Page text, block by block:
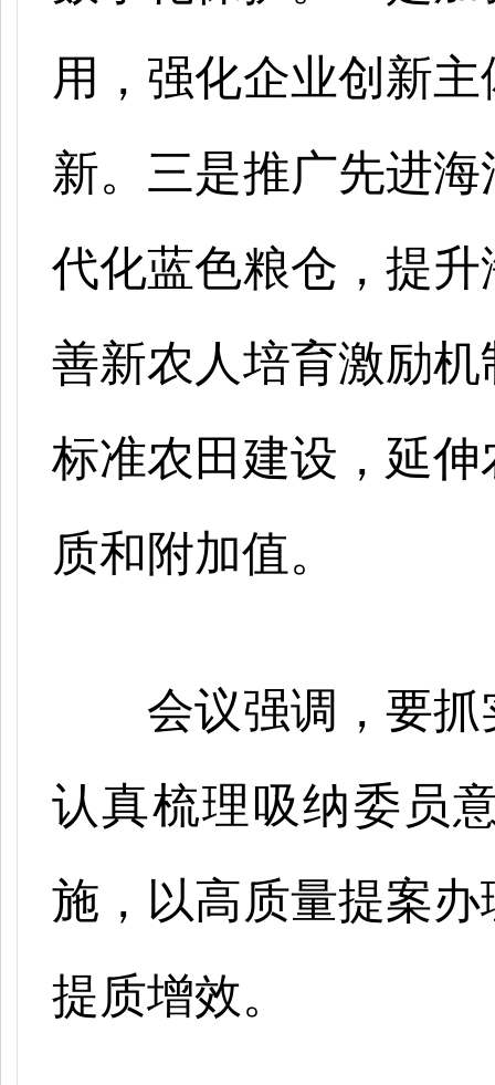
用，强化企业创新
新。三是推广先进
代化蓝色粮仓，提
善新农人培育激励
标准农田建设，延
质和附加值。
会议强调，要
认真梳理吸纳委员
施，以高质量提案
提质增效。